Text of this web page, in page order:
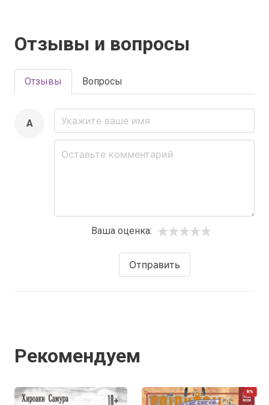
Отзывы и вопросы
Отзывы Вопросы
A
Ваша оценка:
Отправить
Рекомендуем
8%